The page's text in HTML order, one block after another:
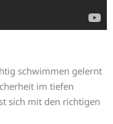
schwimmen gelernt
im tiefen
sich mit den richtigen